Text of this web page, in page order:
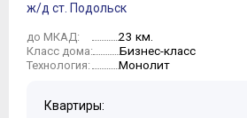
ж/д ст. Подольск
до МКАД: 23 км.
Класс дома: Бизнес-класс
Технология: Монолит
Квартиры: